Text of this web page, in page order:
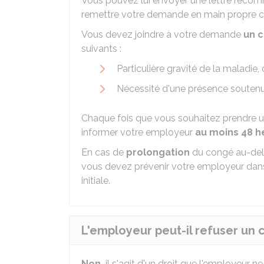
remettre votre demande en main propre
Vous devez joindre à votre demande un
suivants :
Particulière gravité de la
Nécessité d'une présence
Chaque fois que vous souhaitez prendre
informer votre employeur au moins 48
En cas de prolongation du congé au-
vous devez prévenir votre employeur
initiale.
L'employeur peut-il refuser un